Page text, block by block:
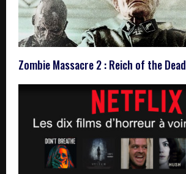
Zombie Massacre 2 : Reich of the Dead